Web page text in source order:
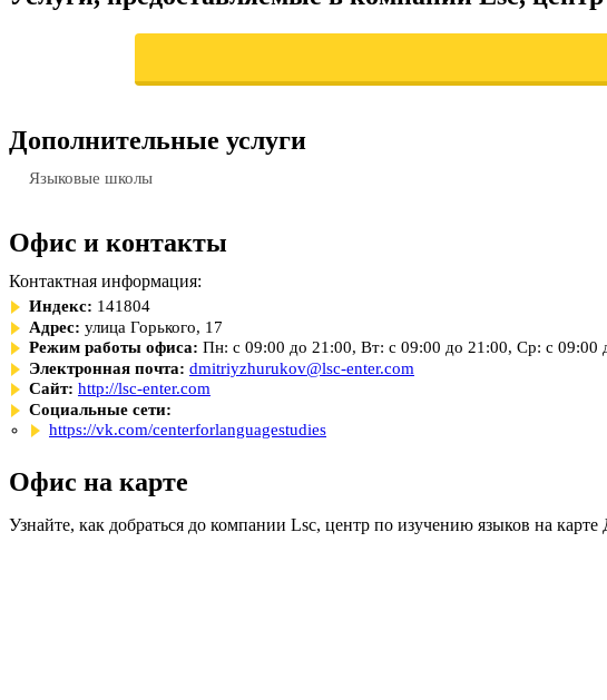
Дополнительные услуги
Языковые школы
Офис и контакты
Контактная информация:
Индекс: 141804
Адрес: улица Горького, 17
Режим работы офиса: Пн: с 09:00 до 21:00, Вт: с 09:00 до 21:00, Ср: с
Электронная почта: dmitriyzhurukov@lsc-enter.com
Сайт: http://lsc-enter.com
Социальные сети:
https://vk.com/centerforlanguagestudies
Офис на карте
Узнайте, как добраться до компании Lsc, центр по изучению языков на карте